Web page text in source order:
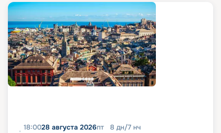
18:0028 августа 2026пт 8 дн/7 нч